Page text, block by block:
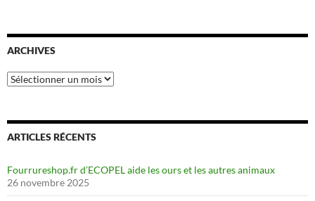
ARCHIVES
Archives
ARTICLES RÉCENTS
Fourrureshop.fr d’ECOPEL aide les ours et les autres animaux
26 novembre 2025